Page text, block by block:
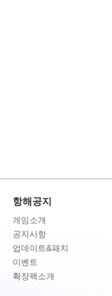
항해공지
게임소개
공지사항
업데이트&패치
이벤트
확장팩소개